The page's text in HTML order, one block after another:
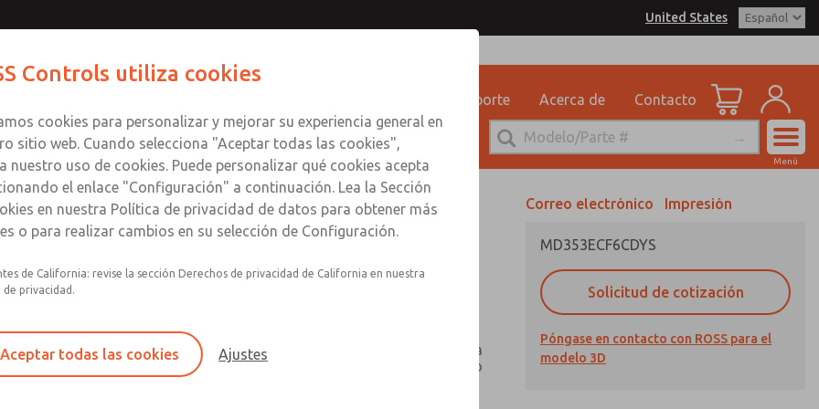
United States
Soporte Acerca de Contacto
Cuenta
Menú
Filtro individual, regulador, lubricador
Recipiente de plástico de policarbonato con protección
contra roturas de acero, recipiente de aluminio con mirilla
de nailon transparente o recipiente lubricador de aluminio
extendido con visor vidrio
Correo electrónico Impresión
MD353ECF6CDYS
Solicitud de cotización
Póngase en contacto con ROSS para el
modelo 3D
Enviar esta página por correo electrónico
Servicio Tecnico
1-888-TEK-ROSS
Controls utiliza cookies
cookies para personalizar y mejorar su experiencia general en
sitio web. Cuando selecciona "Aceptar todas las cookies",
nuestro uso de cookies. Puede personalizar qué cookies acepta
el enlace "Configuración" a continuación. Lea la Sección
en nuestra Política de privacidad de datos para obtener más
o para realizar cambios en su selección de Configuración.
de California: revise la sección Derechos de privacidad de California en nuestra
de privacidad.
Aceptar todas las cookies Ajustes